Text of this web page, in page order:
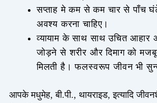
सप्ताह मे कम से कम चार से पाँच
अवश्य करना चाहिए।
व्यायाम के साथ साथ उचित आहार
जोड़ने से शरीर और दिमाग को
मिलती है। फलस्वरूप जीवन भी
आपके मधुमेह, बी.पी., थायराइड, इत्यादि